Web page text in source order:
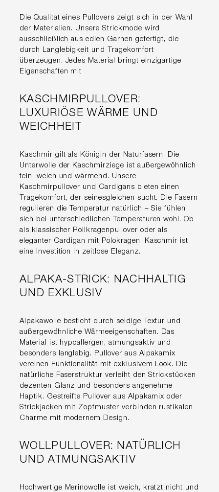
Die Qualität eines Pullovers zeigt sich in der Wahl
der Materialien. Unsere Strickmode wird
ausschließlich aus edlen Garnen gefertigt, die
durch Langlebigkeit und Tragekomfort
überzeugen. Jedes Material bringt einzigartige
Eigenschaften mit
KASCHMIRPULLOVER:
LUXURIÖSE WÄRME UND
WEICHHEIT
Kaschmir gilt als Königin der Naturfasern. Die
Unterwolle der Kaschmirziege ist außergewöhnlich
fein, weich und wärmend. Unsere
Kaschmirpullover und Cardigans bieten einen
Tragekomfort, der seinesgleichen sucht. Die Fasern
regulieren die Temperatur natürlich – Sie fühlen
sich bei unterschiedlichen Temperaturen wohl. Ob
als klassischer Rollkragenpullover oder als
eleganter Cardigan mit Polokragen: Kaschmir ist
eine Investition in zeitlose Eleganz.
ALPAKA-STRICK: NACHHALTIG
UND EXKLUSIV
Alpakawolle besticht durch seidige Textur und
außergewöhnliche Wärmeeigenschaften. Das
Material ist hypoallergen, atmungsaktiv und
besonders langlebig. Pullover aus Alpakamix
vereinen Funktionalität mit exklusivem Look. Die
natürliche Faserstruktur verleiht den Strickstücken
dezenten Glanz und besonders angenehme
Haptik. Gestreifte Pullover aus Alpakamix oder
Strickjacken mit Zopfmuster verbinden rustikalen
Charme mit modernem Design.
WOLLPULLOVER: NATÜRLICH
UND ATMUNGSAKTIV
Hochwertige Merinowolle ist weich, kratzt nicht und